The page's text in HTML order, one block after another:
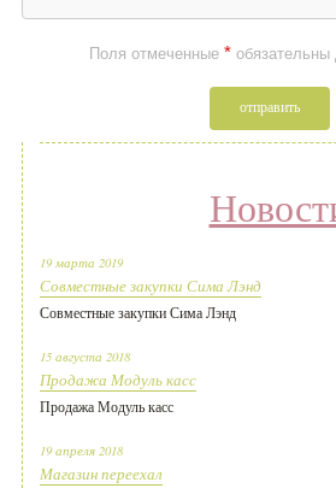
Поля отмеченные * обязательны
отправить
19 марта 2019
Совместные закупки Сима Лэнд
Совместные закупки Сима Лэнд
15 августа 2018
Продажа Модуль касс
Продажа Модуль касс
19 апреля 2018
Магазин переехал